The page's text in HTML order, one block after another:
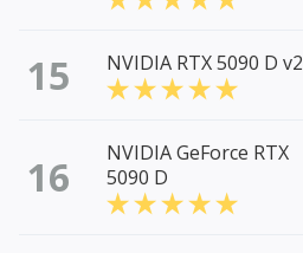
15 NVIDIA RTX 5090 D v2
16
NVIDIA GeForce RTX
5090 D